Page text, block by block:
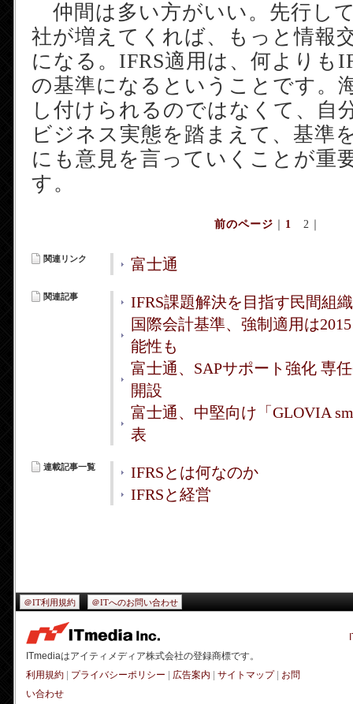
仲間は多い方がいい。先行し
社が増えてくれば、もっと情報
になる。IFRS適用は、何よりも
の基準になるということです。
し付けられるのではなくて、自
ビジネス実態を踏まえて、基準
にも意見を言っていくことが重
す。
前のページ ｜ 1 2 ｜
関連リンク 富士通
関連記事
IFRS課題解決を目指す民間組
国際会計基準、強制適用は
能性も
富士通、SAPサポート強化 専
開設
富士通、中堅向け「GLOVIA
表
連載記事一覧
IFRSとは何なのか
IFRSと経営
＠IT利用規約 ＠ITへのお問い合わせ
ITmediaはアイティメディア株式会社の登録商標です。
利用規約
プライバシーポリシー 広告案内 サイトマップ| お問
い合わせ